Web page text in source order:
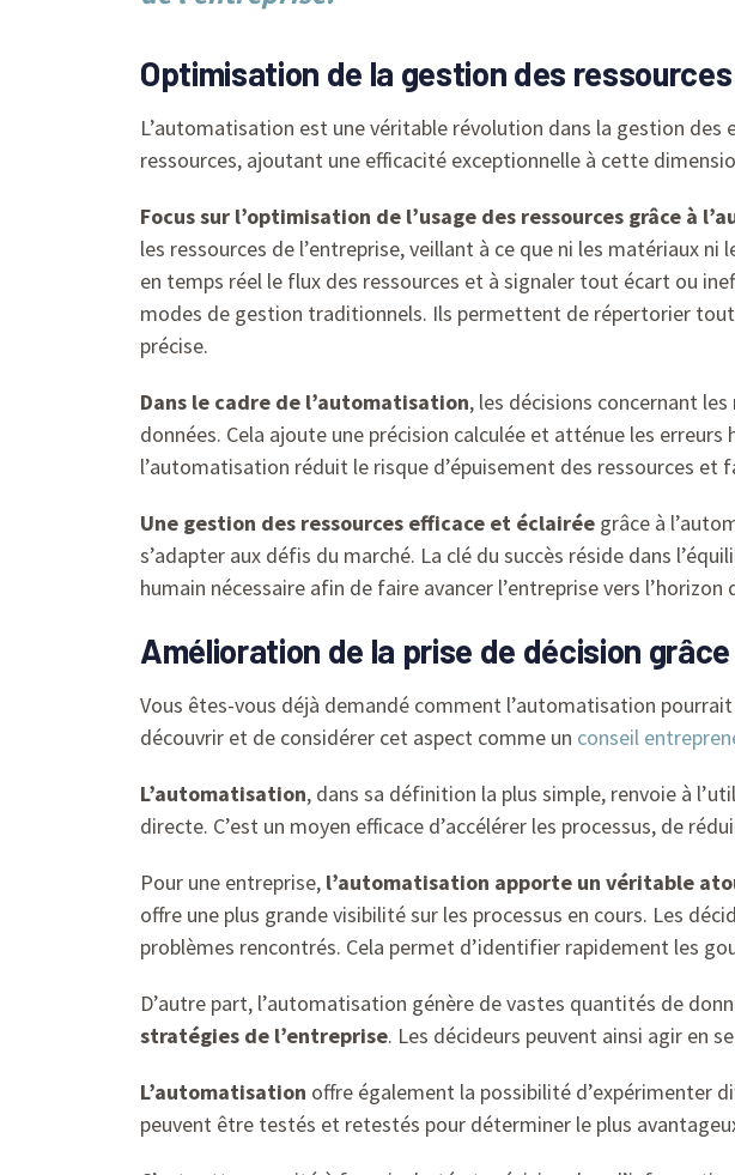
Optimisation de la gestion des
L’automatisation est une véritable révolution dans la gestion
ressources, ajoutant une efficacité exceptionnelle à cette
Focus sur l’optimisation de l’usage des ressources grâce à
les ressources de l’entreprise, veillant à ce que ni les matériaux
en temps réel le flux des ressources et à signaler tout écart ou
modes de gestion traditionnels. Ils permettent de répertorier
précise.
Dans le cadre de l’automatisation, les décisions concernant
données. Cela ajoute une précision calculée et atténue les
l’automatisation réduit le risque d’épuisement des ressources
Une gestion des ressources efficace et éclairée grâce à
s’adapter aux défis du marché. La clé du succès réside dans
humain nécessaire afin de faire avancer l’entreprise vers l’horizon
Amélioration de la prise de décision
Vous êtes-vous déjà demandé comment l’automatisation
découvrir et de considérer cet aspect comme un conseil
L’automatisation, dans sa définition la plus simple, renvoie à
directe. C’est un moyen efficace d’accélérer les processus, de
Pour une entreprise, l’automatisation apporte un véritable
offre une plus grande visibilité sur les processus en cours. Les
problèmes rencontrés. Cela permet d’identifier rapidement les
D’autre part, l’automatisation génère de vastes quantités de
stratégies de l’entreprise. Les décideurs peuvent ainsi agir en
L’automatisation offre également la possibilité d’expérimenter
peuvent être testés et retestés pour déterminer le plus